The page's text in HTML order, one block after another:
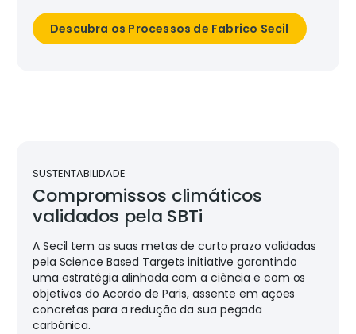
Descubra os Processos de Fabrico Secil
SUSTENTABILIDADE
Compromissos climáticos
validados pela SBTi
A Secil tem as suas metas de curto prazo validadas
pela Science Based Targets initiative garantindo
uma estratégia alinhada com a ciência e com os
objetivos do Acordo de Paris, assente em ações
concretas para a redução da sua pegada
carbónica.